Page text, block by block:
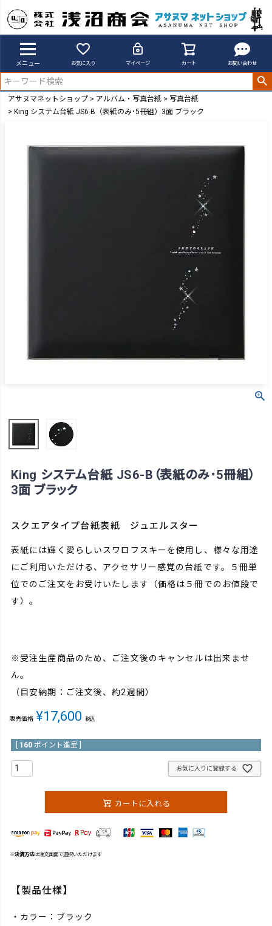
メニュー お気に入り マイページ カート お問い合わせ
アサヌマネットショップ アルバム・写真台紙
写真台紙
King システム台紙 JS6-B（表紙のみ･5冊組）3面 ブラック
King システム台紙 JS6-B（表紙のみ･5冊組）
3面 ブラック
スクエアタイプ台紙表紙 ジュエルスター
表紙には輝く愛らしいスワロフスキーを使用し、様々な用途
にご利用いただける、アクセサリー感覚の台紙です。５冊単
位でのご注文をお受けいたします（価格は５冊でのお値段で
す）。
※受注生産商品のため、ご注文後のキャンセルは出来ませ
ん。
（目安納期：ご注文後、約2週間）
販売価格 ¥17,600 税込
160 ポイント進呈 ]
お気に入りに登録する
カートに入れる
※決済方法は注文画面で選択いただけます
【製品仕様】
・カラー：ブラック